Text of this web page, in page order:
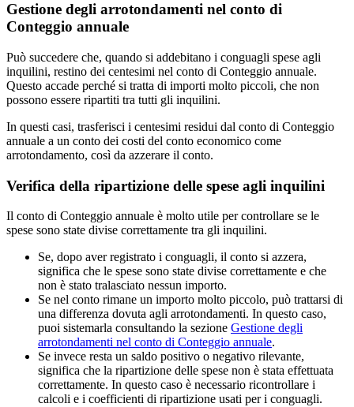
Gestione degli arrotondamenti nel conto di
Conteggio annuale
Può succedere che, quando si addebitano i conguagli spese agli
inquilini, restino dei centesimi nel conto di Conteggio annuale.
Questo accade perché si tratta di importi molto piccoli, che non
possono essere ripartiti tra tutti gli inquilini.
In questi casi, trasferisci i centesimi residui dal conto di Conteggio
annuale a un conto dei costi del conto economico come
arrotondamento, così da azzerare il conto.
Verifica della ripartizione delle spese agli inquilini
Il conto di Conteggio annuale è molto utile per controllare se le
spese sono state divise correttamente tra gli inquilini.
Se, dopo aver registrato i conguagli, il conto si azzera,
significa che le spese sono state divise correttamente e che
non è stato tralasciato nessun importo.
Se nel conto rimane un importo molto piccolo, può trattarsi di
una differenza dovuta agli arrotondamenti. In questo caso,
puoi sistemarla consultando la sezione Gestione degli
arrotondamenti nel conto di Conteggio annuale.
Se invece resta un saldo positivo o negativo rilevante,
significa che la ripartizione delle spese non è stata effettuata
correttamente. In questo caso è necessario ricontrollare i
calcoli e i coefficienti di ripartizione usati per i conguagli.